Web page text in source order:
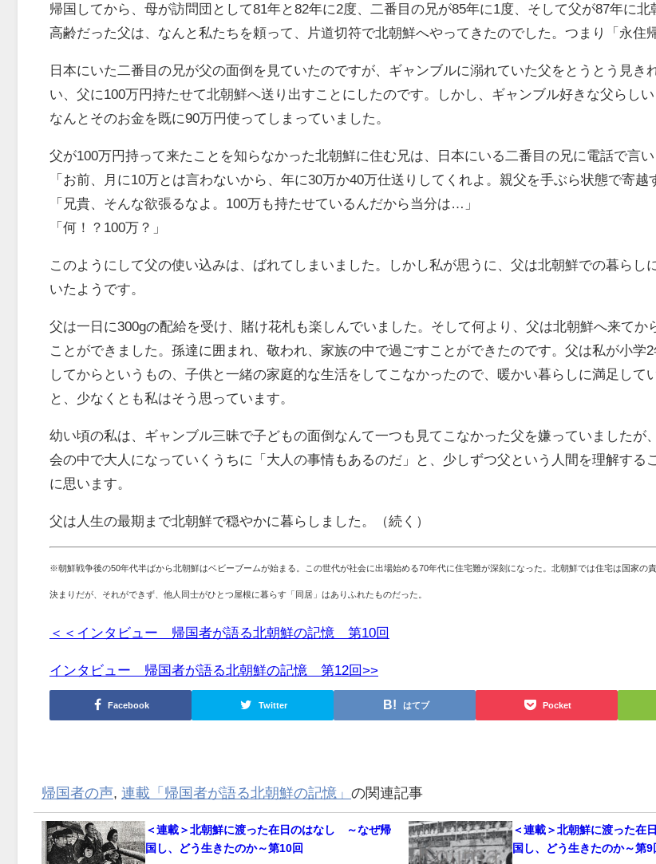
帰国してから、母が訪問団として81年と82年に2度、二番目の兄が85年に1度、そして父が87年に北
高齢だった父は、なんと私たちを頼って、片道切符で北朝鮮へやってきたのでした。つまり「永住
日本にいた二番目の兄が父の面倒を見ていたのですが、ギャンブルに溺れていた父をとうとう見き
い、父に100万円持たせて北朝鮮へ送り出すことにしたのです。しかし、ギャンブル好きな父らしい
なんとそのお金を既に90万円使ってしまっていました。
父が100万円持って来たことを知らなかった北朝鮮に住む兄は、日本にいる二番目の兄に電話で言い
「お前、月に10万とは言わないから、年に30万か40万仕送りしてくれよ。親父を手ぶら状態で寄越
「兄貴、そんな欲張るなよ。100万も持たせているんだから当分は…」
「何！？100万？」
このようにして父の使い込みは、ばれてしまいました。しかし私が思うに、父は北朝鮮での暮らし
いたようです。
父は一日に300gの配給を受け、賭け花札も楽しんでいました。そして何より、父は北朝鮮へ来てか
ことができました。孫達に囲まれ、敬われ、家族の中で過ごすことができたのです。父は私が小学
してからというもの、子供と一緒の家庭的な生活をしてこなかったので、暖かい暮らしに満足して
と、少なくとも私はそう思っています。
幼い頃の私は、ギャンブル三昧で子どもの面倒なんて一つも見てこなかった父を嫌っていましたが
会の中で大人になっていくうちに「大人の事情もあるのだ」と、少しずつ父という人間を理解する
に思います。
父は人生の最期まで北朝鮮で穏やかに暮らしました。（続く）
※朝鮮戦争後の50年代半ばから北朝鮮はベビーブームが始まる。この世代が社会に出場始める70年代に住宅難が深刻になった。北朝鮮では住宅は国家の
決まりだが、それができず、他人同士がひとつ屋根に暮らす「同居」はありふれたものだった。
＜＜インタビュー 帰国者が語る北朝鮮の記憶 第10回
インタビュー 帰国者が語る北朝鮮の記憶 第12回>>
Facebook Twitter はてブ Pocket
帰国者の声, 連載「帰国者が語る北朝鮮の記憶」 の関連記事
＜連載＞北朝鮮に渡った在日のはなし ～なぜ帰
国し、どう生きたのか～第10回
＜連載＞北朝鮮に渡った
国し、どう生きたのか～第9